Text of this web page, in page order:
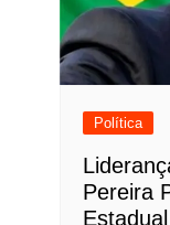
Política
Pereira